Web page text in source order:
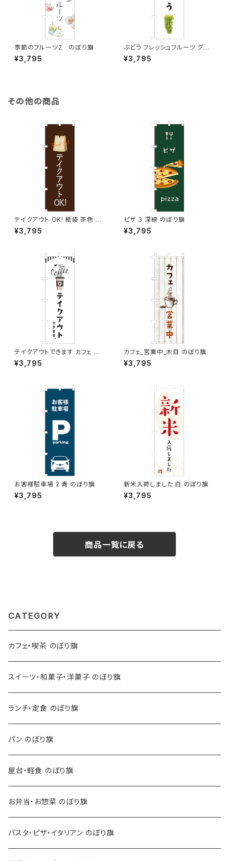
季節のフルーツ2 のぼり旗
¥3,795
ぶどう フレッシュフルーツ グレ
ープ 2 のぼり旗
¥3,795
その他の商品
テイクアウト OK! 紙袋 茶色 の
ぼり旗
¥3,795
ピザ 3 深緑 のぼり旗
¥3,795
テイクアウトできます カフェ コ
ーヒー のぼり旗
¥3,795
カフェ_営業中_木目 のぼり旗
¥3,795
お客様駐車場 2 青 のぼり旗
¥3,795
新米入荷しました 白 のぼり旗
¥3,795
商品一覧に戻る
CATEGORY
カフェ・喫茶 のぼり旗
スイーツ・和菓子・洋菓子 のぼり旗
ランチ・定食 のぼり旗
パン のぼり旗
屋台・軽食 のぼり旗
お弁当・お惣菜 のぼり旗
パスタ・ピザ・イタリアン のぼり旗